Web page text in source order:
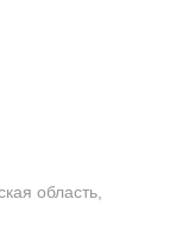
область,